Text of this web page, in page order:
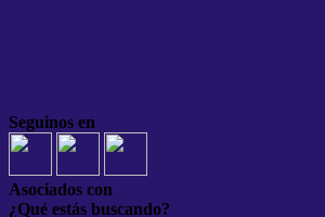
Seguinos en
Asociados con
¿Qué estás buscando?